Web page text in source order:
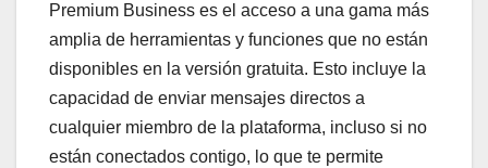
Premium Business es el acceso a una gama más
amplia de herramientas y funciones que no están
disponibles en la versión gratuita. Esto incluye la
capacidad de enviar mensajes directos a
cualquier miembro de la plataforma, incluso si no
están conectados contigo, lo que te permite